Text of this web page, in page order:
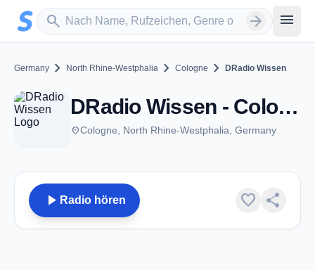
Zum Hauptinhalt springen
search
Sender suchen arrow_forward menu
Germany chevron_right North Rhine-Westphalia chevron_right Cologne chevron_right DRadio Wissen
DRadio Wissen - Cologne
placeCologne, North Rhine-Westphalia, Germany
play_arrow Radio hören favorite share